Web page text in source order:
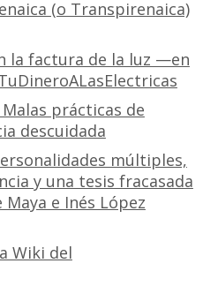
(o Transpirenaica)
la factura de la luz —en
prácticas de
descuidada
múltiples,
y una tesis fracasada
Maya e Inés López
Wiki del